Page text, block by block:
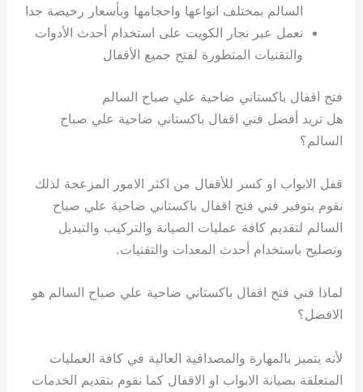
السالم بمختلف انواعها واحجامها وبأسعار رخيصة جدا
نعمل عبر نجار الكويت على استخدام أحدث الأدوات
والتقنيات المتطورة لفتح جميع الأقفال
فتح اقفال باكستاني ضاحية علي صباح السالم
هل تريد أفضل فني اقفال باكستاني ضاحية علي صباح
السالم؟
قفل الابواب او كسر للأقفال من اكثر الامور المزعجة لذلك
نقوم بتوفير فني فتح اقفال باكستاني ضاحية علي صباح
السالم لتقديم كافة عمليات الصيانة والتركيب والتبديل
وتصليح باستخدام أحدث المعدات والتقنيات.
لماذا فني فتح اقفال باكستاني ضاحية علي صباح السالم هو
الافضل؟
لأنه يتميز بالمهارة والمصداقية العالية في كافة العمليات
المتعلقة بصيانة الابواب او الاقفال كما نقوم بتقديم الخدمات